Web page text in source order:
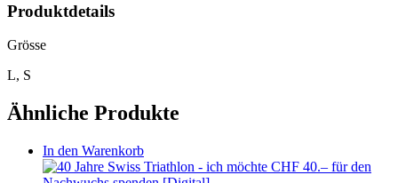
Produktdetails
Grösse
L, S
Ähnliche Produkte
In den Warenkorb